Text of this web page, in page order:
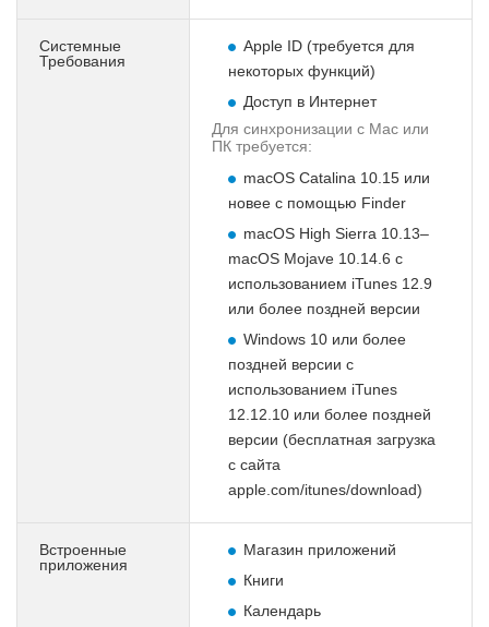
Системные
Требования
Apple ID (требуется для
некоторых функций)
Доступ в Интернет
Для синхронизации с Mac или
ПК требуется:
macOS Catalina 10.15 или
новее с помощью Finder
macOS High Sierra 10.13–
macOS Mojave 10.14.6 с
использованием iTunes 12.9
или более поздней версии
Windows 10 или более
поздней версии с
использованием iTunes
12.12.10 или более поздней
версии (бесплатная загрузка
с сайта
apple.com/itunes/download)
Встроенные
приложения
Магазин приложений
Книги
Календарь